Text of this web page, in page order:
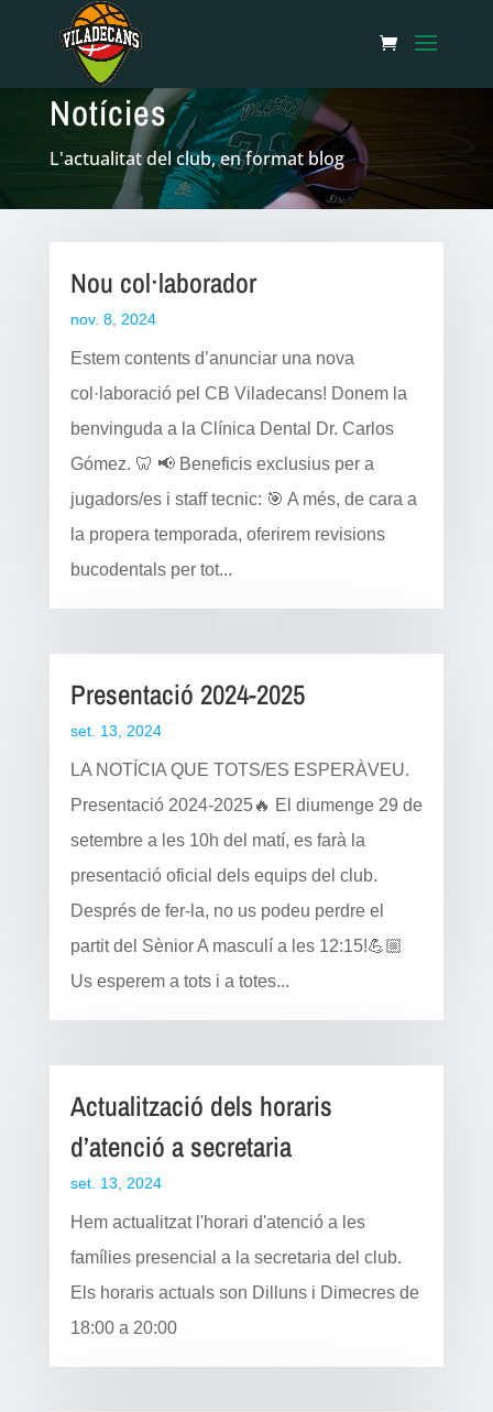
Notícies
L'actualitat del club, en format blog
Nou col·laborador
nov. 8, 2024
Estem contents d’anunciar una nova
col·laboració pel CB Viladecans! Donem la
benvinguda a la Clínica Dental Dr. Carlos
Gómez. 🦷 📢 Beneficis exclusius per a
jugadors/es i staff tecnic: 🎯 A més, de cara a
la propera temporada, oferirem revisions
bucodentals per tot...
Presentació 2024-2025
set. 13, 2024
LA NOTÍCIA QUE TOTS/ES ESPERÀVEU.
Presentació 2024-2025🔥 El diumenge 29 de
setembre a les 10h del matí, es farà la
presentació oficial dels equips del club.
Després de fer-la, no us podeu perdre el
partit del Sènior A masculí a les 12:15!💪🏼
Us esperem a tots i a totes...
Actualització dels horaris
d’atenció a secretaria
set. 13, 2024
Hem actualitzat l'horari d'atenció a les
famílies presencial a la secretaria del club.
Els horaris actuals son Dilluns i Dimecres de
18:00 a 20:00